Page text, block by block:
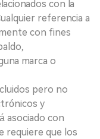
con la
referencia a
con fines
marca o
pero no
y
asociado con
requiere que los